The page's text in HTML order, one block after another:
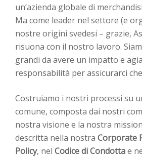
un’azienda globale di
Ma come leader nel settore (e
nostre origini svedesi – grazie,
risuona con il nostro lavoro.
grandi da avere un impatto e
responsabilità per assicurarci
Costruiamo i nostri processi su
comune, composta dai nostri
nostra visione e la nostra
descritta nella nostra Corporate
Policy, nel Codice di Condottae